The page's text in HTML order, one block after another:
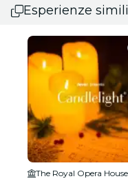
Esperienze simili